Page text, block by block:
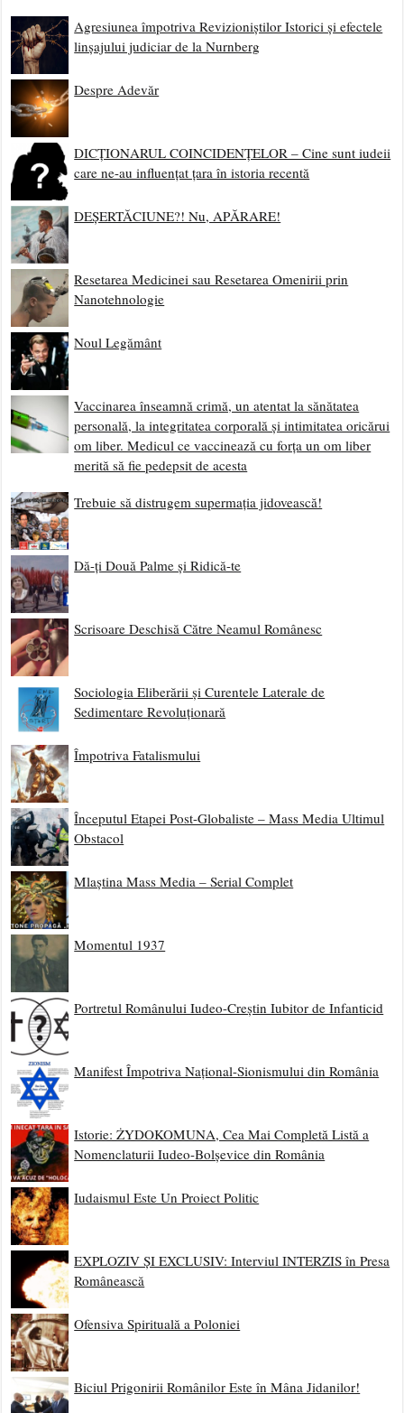
Agresiunea împotriva Revizioniștilor Istorici și efectele
linșajului judiciar de la Nurnberg
Despre Adevăr
DICȚIONARUL COINCIDENȚELOR – Cine sunt iudeii
care ne-au influențat țara în istoria recentă
DEȘERTĂCIUNE?! Nu, APĂRARE!
Resetarea Medicinei sau Resetarea Omenirii prin
Nanotehnologie
Noul Legământ
Vaccinarea înseamnă crimă, un atentat la sănătatea
personală, la integritatea corporală și intimitatea oricărui
om liber. Medicul ce vaccinează cu forța un om liber
merită să fie pedepsit de acesta
Trebuie să distrugem supermația jidovească!
Dă-ți Două Palme și Ridică-te
Scrisoare Deschisă Către Neamul Românesc
Sociologia Eliberării și Curentele Laterale de
Sedimentare Revoluționară
Împotriva Fatalismului
Începutul Etapei Post-Globaliste – Mass Media Ultimul
Obstacol
Mlaștina Mass Media – Serial Complet
Momentul 1937
Portretul Românului Iudeo-Creștin Iubitor de Infanticid
Manifest Împotriva Național-Sionismului din România
Istorie: ŻYDOKOMUNA, Cea Mai Completă Listă a
Nomenclaturii Iudeo-Bolșevice din România
Iudaismul Este Un Proiect Politic
EXPLOZIV ȘI EXCLUSIV: Interviul INTERZIS în Presa
Românească
Ofensiva Spirituală a Poloniei
Biciul Prigonirii Românilor Este în Mâna Jidanilor!